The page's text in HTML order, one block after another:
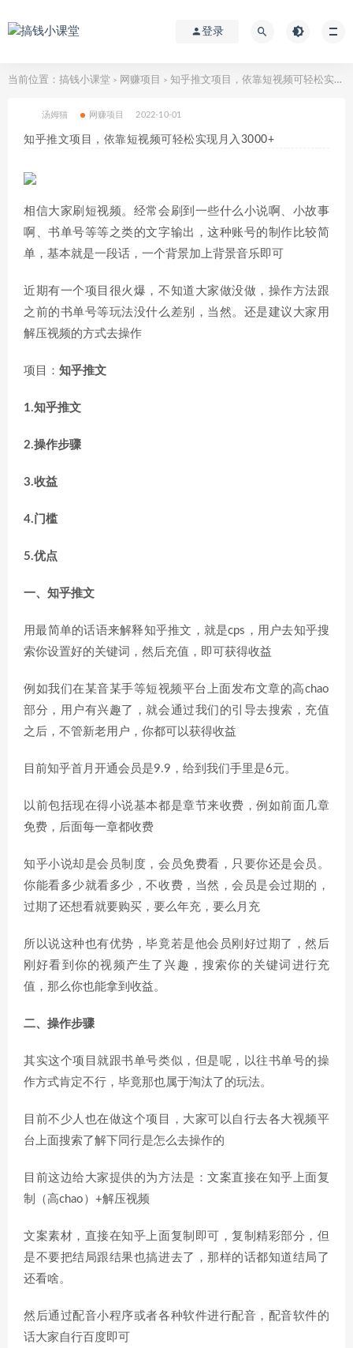
登录
当前位置： 搞钱小课堂 > 网赚项目 > 知乎推文项目，依靠短视频可轻松实现月入3000+
汤姆猫 网赚项目 2022-10-01
知乎推文项目，依靠短视频可轻松实现月入3000+
相信大家刷短视频。经常会刷到一些什么小说啊、小故事
啊、书单号等等之类的文字输出，这种账号的制作比较简
单，基本就是一段话，一个背景加上背景音乐即可
近期有一个项目很火爆，不知道大家做没做，操作方法跟
之前的书单号等玩法没什么差别，当然。还是建议大家用
解压视频的方式去操作
项目： 知乎推文
1.知乎推文
2.操作步骤
3.收益
4.门槛
5.优点
一、知乎推文
用最简单的话语来解释知乎推文，就是cps，用户去知乎搜
索你设置好的关键词，然后充值，即可获得收益
例如我们在某音某手等短视频平台上面发布文章的高chao
部分，用户有兴趣了，就会通过我们的引导去搜索，充值
之后，不管新老用户，你都可以获得收益
目前知乎首月开通会员是9.9，给到我们手里是6元。
以前包括现在得小说基本都是章节来收费，例如前面几章
免费，后面每一章都收费
知乎小说却是会员制度，会员免费看，只要你还是会员。
你能看多少就看多少，不收费，当然，会员是会过期的，
过期了还想看就要购买，要么年充，要么月充
所以说这种也有优势，毕竟若是他会员刚好过期了，然后
刚好看到你的视频产生了兴趣，搜索你的关键词进行充
值，那么你也能拿到收益。
二、操作步骤
其实这个项目就跟书单号类似，但是呢，以往书单号的操
作方式肯定不行，毕竟那也属于淘汰了的玩法。
目前不少人也在做这个项目，大家可以自行去各大视频平
台上面搜索了解下同行是怎么去操作的
目前这边给大家提供的为方法是：文案直接在知乎上面复
制（高chao）+解压视频
文案素材，直接在知乎上面复制即可，复制精彩部分，但
是不要把结局跟结果也搞进去了，那样的话都知道结局了
还看啥。
然后通过配音小程序或者各种软件进行配音，配音软件的
话大家自行百度即可